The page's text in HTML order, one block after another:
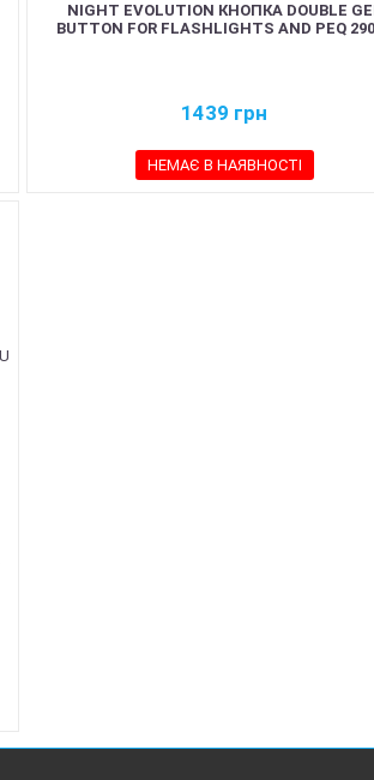
NIGHT EVOLUTION КНОПКА DOUBLE
BUTTON FOR FLASHLIGHTS AND PEQ
1439 грн
НЕМАЄ В НАЯВНОСТІ